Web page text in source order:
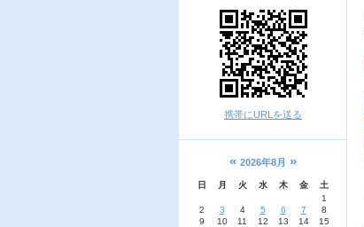
携帯にURLを送る
« 2026年8月 »
日 月 火 水 木 金
土
1
2
3 4 5 6 7
8
9
10 11 12 13 14
15